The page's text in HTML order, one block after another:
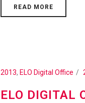
READ MORE
2013, ELO Digital Office
ELO DIGITAL